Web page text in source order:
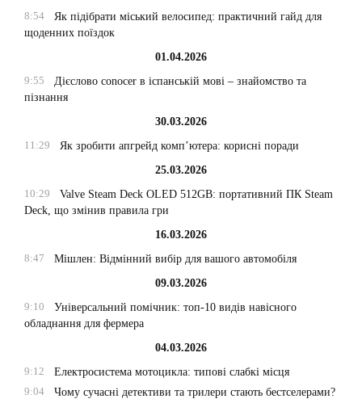
8:54
Як підібрати міський велосипед: практичний гайд для
щоденних поїздок
01.04.2026
9:55
Дієслово conocer в іспанській мові – знайомство та
пізнання
30.03.2026
11:29
Як зробити апгрейд комп’ютера: корисні поради
25.03.2026
10:29
Valve Steam Deck OLED 512GB: портативний ПК Steam
Deck, що змінив правила гри
16.03.2026
8:47
Мішлен: Відмінний вибір для вашого автомобіля
09.03.2026
9:10
Універсальний помічник: топ-10 видів навісного
обладнання для фермера
04.03.2026
9:12
Електросистема мотоцикла: типові слабкі місця
9:04
Чому сучасні детективи та трилери стають бестселерами?